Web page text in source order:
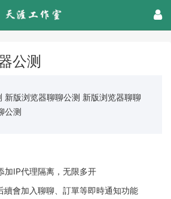
公测
新版浏览器聊聊公测 新版浏览器聊聊
公测
加IP代理隔离，无限多开
續會加入聊聊、訂單等即時通知功能